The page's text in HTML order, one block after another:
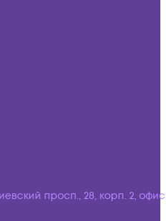
просп., 28, корп. 2,